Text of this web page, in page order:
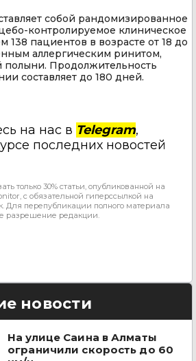
собой рандомизированное
контролируемое клиническое
138 пациентов в возрасте от 18 до
аллергическим ринитом,
Продолжительность
составляет до 180 дней.
на нас в Telegram,
последних новостей
только 30% статьи, опубликованной на
с обязательной гиперссылкой на
Для перепубликации полного материала
разрешение редакции.
новости
На улице Саина в Алматы
ограничили скорость до 60